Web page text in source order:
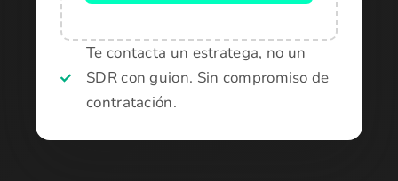
Te contacta un estratega, no un
SDR con guion. Sin compromiso de
contratación.